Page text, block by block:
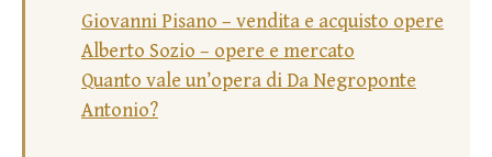
Giovanni Pisano – vendita e acquisto opere
Alberto Sozio – opere e mercato
Quanto vale un’opera di Da Negroponte
Antonio?